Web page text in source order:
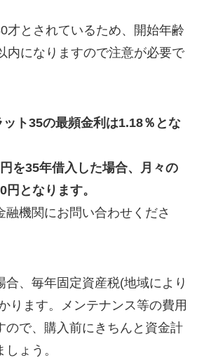
才とされているため、開始年齢
内になりますので注意が必要で
ト35の最頻金利は1.18％とな
を35年借入した場合、月々の
となります。
融機関にお問い合わせくださ
合、毎年固定資産税(地域により
ります。メンテナンス等の費用
ので、購入前にきちんと資金計
ょう。